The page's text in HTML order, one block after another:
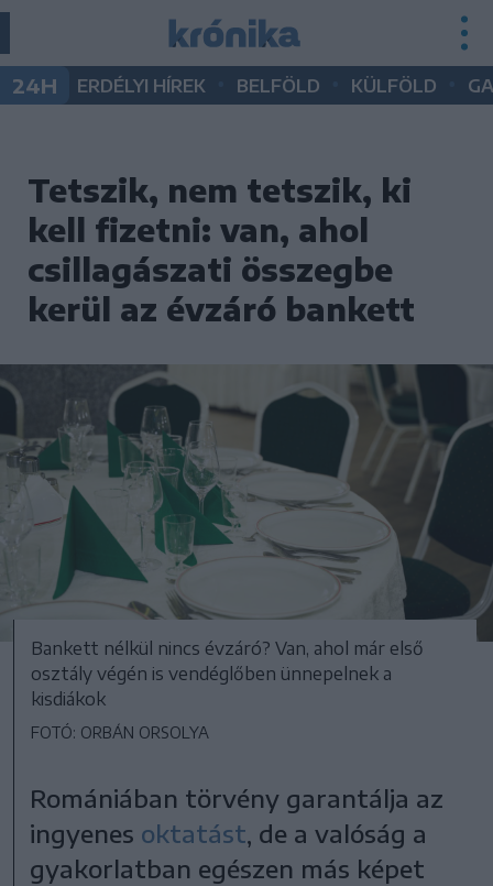
24H ERDÉLYI HÍREK BELFÖLD KÜLFÖLD
Tetszik, nem tetszik, ki
kell fizetni: van, ahol
csillagászati összegbe
kerül az évzáró bankett
Bankett nélkül nincs évzáró? Van, ahol már első
osztály végén is vendéglőben ünnepelnek a
kisdiákok
FOTÓ: ORBÁN ORSOLYA
Romániában törvény garantálja az
ingyenes oktatást, de a valóság a
gyakorlatban egészen más képet